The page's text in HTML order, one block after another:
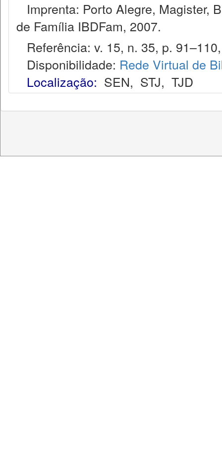
Imprenta: Porto Alegre, Magister,
de Família IBDFam, 2007.
Referência: v. 15, n. 35, p.
Disponibilidade: Rede Virtual de
Localização: SEN, STJ, TJD